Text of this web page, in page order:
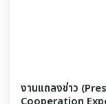
งานแถลงข่าว